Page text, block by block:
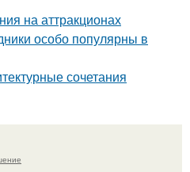
на аттракционах
особо популярны в
сочетания